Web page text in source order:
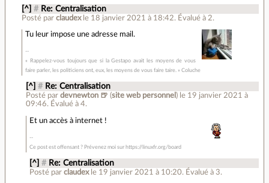
[^] # Re: Centralisation
Posté parclaudex le 18 janvier 2021 à 18:42. Évalué à 2.
Tu leur impose une adresse mail.
« Rappelez-vous toujours que si la Gestapo avait les moyens de vous
faire parler, les politiciens ont, eux, les moyens de vous faire taire. » Coluche
[^] # Re: Centralisation
Posté par devnewton 🍺 (site web personnel ) le 19 janvier 2021 à
09:46. Évalué à 4.
Et un accès à internet !
Ce post est offensant ? Prévenez moi sur https://linuxfr.org/board
[^] # Re: Centralisation
Posté par claudex le 19 janvier 2021 à 10:20. Évalué à 3.